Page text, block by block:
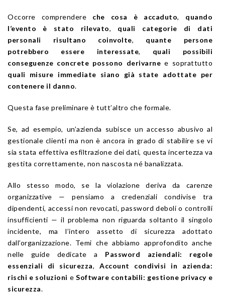
Occorre comprendere che cosa è accaduto, quando
l’evento è stato rilevato, quali categorie di dati
personali risultano coinvolte, quante persone
potrebbero essere interessate, quali possibili
conseguenze concrete possono derivarne e soprattutto
quali misure immediate siano già state adottate per
contenere il danno.
Questa fase preliminare è tutt’altro che formale.
Se, ad esempio, un’azienda subisce un accesso abusivo al
gestionale clienti ma non è ancora in grado di stabilire se vi
sia stata effettiva esfiltrazione dei dati, questa incertezza va
gestita correttamente, non nascosta né banalizzata.
Allo stesso modo, se la violazione deriva da carenze
organizzative — pensiamo a credenziali condivise tra
dipendenti, accessi non revocati, password deboli o controlli
insufficienti — il problema non riguarda soltanto il singolo
incidente, ma l’intero assetto di sicurezza adottato
dall’organizzazione. Temi che abbiamo approfondito anche
nelle guide dedicate a Password aziendali: regole
essenziali di sicurezza,Account condivisi in azienda:
rischi e soluzioni eSoftware contabili: gestione privacy e
sicurezza.